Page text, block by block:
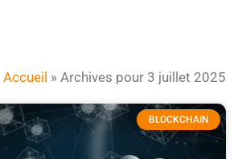
Accueil » Archives pour 3 juillet 2025
BLOCKCHAIN